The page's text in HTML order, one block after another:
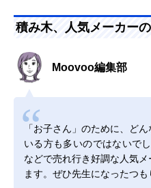
積み木、人気メーカー
Moovoo編集部
「お子さん」のために、ど
いる方も多いのではないで
などで売れ行き好調な人気
ます。ぜひ先生になったつも